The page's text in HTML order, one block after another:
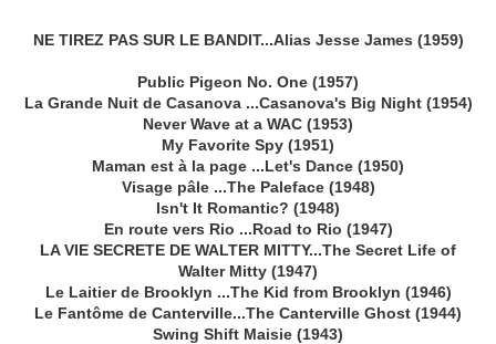
NE TIREZ PAS SUR LE BANDIT...Alias Jesse James (1959)
Public Pigeon No. One (1957)
La Grande Nuit de Casanova ...Casanova's Big Night (1954)
Never Wave at a WAC (1953)
My Favorite Spy (1951)
Maman est à la page ...Let's Dance (1950)
Visage pâle ...The Paleface (1948)
Isn't It Romantic? (1948)
En route vers Rio ...Road to Rio (1947)
LA VIE SECRETE DE WALTER MITTY...The Secret Life of
Walter Mitty (1947)
Le Laitier de Brooklyn ...The Kid from Brooklyn (1946)
Le Fantôme de Canterville...The Canterville Ghost (1944)
Swing Shift Maisie (1943)